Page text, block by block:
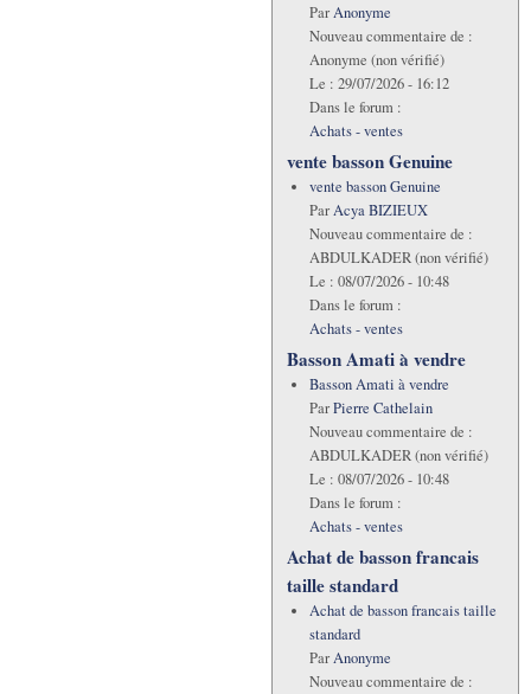
ParAnonyme
Nouveau commentaire de :
Anonyme (non vérifié)
Le : 29/07/2026 - 16:12
Dans le forum :
Achats - ventes
vente basson Genuine
vente basson Genuine
ParAcya BIZIEUX
Nouveau commentaire de :
ABDULKADER (non vérifié)
Le : 08/07/2026 - 10:48
Dans le forum :
Achats - ventes
Basson Amati à vendre
Basson Amati à vendre
ParPierre Cathelain
Nouveau commentaire de :
ABDULKADER (non vérifié)
Le : 08/07/2026 - 10:48
Dans le forum :
Achats - ventes
Achat de basson francais
taille standard
Achat de basson francais taille
standard
ParAnonyme
Nouveau commentaire de :